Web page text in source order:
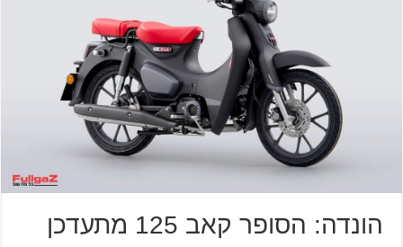
הונדה: הסופר קאב 125 מתעדכן